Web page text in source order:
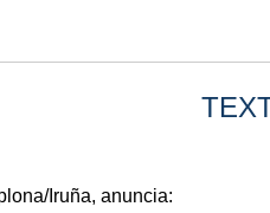
Iruña, anuncia: